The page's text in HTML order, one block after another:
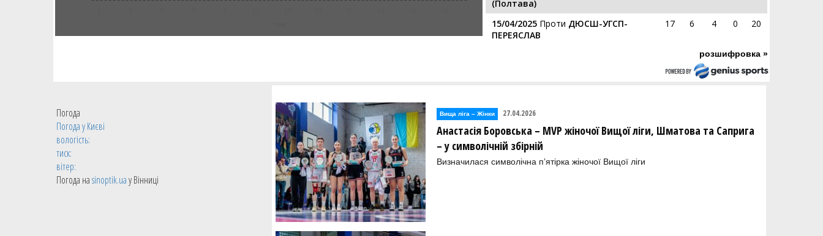
(Полтава)
15/04/2025 Проти ДЮСШ-УГСП-
ПЕРЕЯСЛАВ
17 6 4 0 20
розшифровка »
Погода
Погода уКиєві
вологість:
тиск:
вітер:
Погода наsinoptik.uaу Вінниці
Вища лiга – Жiнки 27.04.2026
Анастасія Боровська – MVP жіночої Вищої ліги, Шматова та Саприга
– у символічній збірній
Визначилася символічна пʼятірка жіночої Вищої ліги